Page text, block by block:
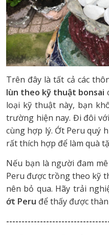
Trên đây là tất cả các
lùn theo kỹ thuật bonsai
loại kỹ thuật này, bạn
trường hiện nay. Đi đôi
cùng hợp lý. Ớt Peru quý
rất thích hợp để làm quà
Nếu bạn là người đam
Peru được trồng theo kỹ
nên bỏ qua. Hãy trải
ớt Peru để thấy được